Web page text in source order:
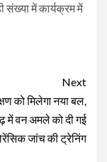
संख्या में कार्यक्रम में
Next
को मिलेगा नया बल,
में वन अमले को दी गई
जांच की ट्रेनिंग